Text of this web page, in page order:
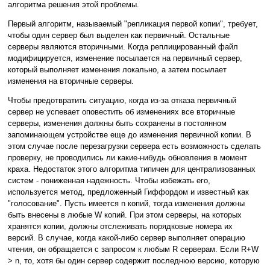
алгоритма решения этой проблемы.
Первый алгоритм, называемый "репликация первой копии", требует,
чтобы один сервер был выделен как первичный. Остальные
серверы являются вторичными. Когда реплицированный файл
модифицируется, изменение посылается на первичный сервер,
который выполняет изменения локально, а затем посылает
изменения на вторичные серверы.
Чтобы предотвратить ситуацию, когда из-за отказа первичный
сервер не успевает оповестить об изменениях все вторичные
серверы, изменения должны быть сохранены в постоянном
запоминающем устройстве еще до изменения первичной копии. В
этом случае после перезагрузки сервера есть возможность сделать
проверку, не проводились ли какие-нибудь обновления в момент
краха. Недостаток этого алгоритма типичен для централизованных
систем - пониженная надежность. Чтобы избежать его,
используется метод, предложенный Гиффордом и известный как
"голосование". Пусть имеется n копий, тогда изменения должны
быть внесены в любые W копий. При этом серверы, на которых
хранятся копии, должны отслеживать порядковые номера их
версий. В случае, когда какой-либо сервер выполняет операцию
чтения, он обращается с запросом к любым R серверам. Если R+W
> n, то, хотя бы один сервер содержит последнюю версию, которую